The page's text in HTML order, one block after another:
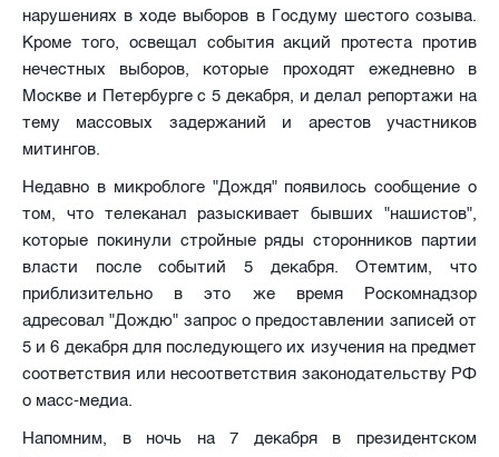
нарушениях в ходе выборов в Госдуму шестого созыва.
Кроме того, освещал события акций протеста против
нечестных выборов, которые проходят ежедневно в
Москве и Петербурге с 5 декабря, и делал репортажи на
тему массовых задержаний и арестов участников
митингов.
Недавно в микроблоге "Дождя" появилось сообщение о
том, что телеканал разыскивает бывших "нашистов",
которые покинули стройные ряды сторонников партии
власти после событий 5 декабря. Отемтим, что
приблизительно в это же время Роскомнадзор
адресовал "Дождю" запрос о предоставлении записей от
5 и 6 декабря для последующего их изучения на предмет
соответствия или несоответствия законодательству РФ
о масс-медиа.
Напомним, в ночь на 7 декабря в президентском